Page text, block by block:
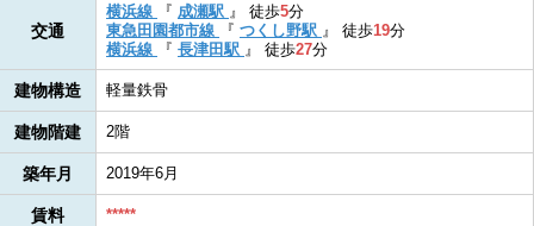
交通
横浜線 『 成瀬駅 』 徒歩5分
東急田園都市線
『 つくし野駅 』 徒歩19分
横浜線
『 長津田駅 』 徒歩27分
建物構造 軽量鉄骨
建物階建 2階
築年月 2019年6月
賃料 *****